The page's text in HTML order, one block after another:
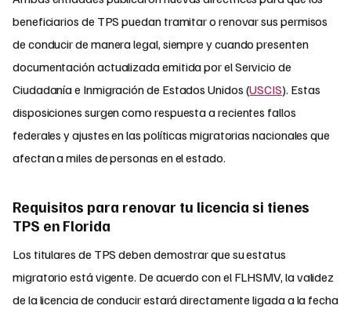
beneficiarios de TPS puedan tramitar o renovar sus permisos
de conducir de manera legal, siempre y cuando presenten
documentación actualizada emitida por el Servicio de
Ciudadanía e Inmigración de Estados Unidos (USCIS). Estas
disposiciones surgen como respuesta a recientes fallos
federales y ajustes en las políticas migratorias nacionales que
afectan a miles de personas en el estado.
Requisitos para renovar tu licencia si tienes
TPS en Florida
Los titulares de TPS deben demostrar que su estatus
migratorio está vigente. De acuerdo con el FLHSMV, la validez
de la licencia de conducir estará directamente ligada a la fecha